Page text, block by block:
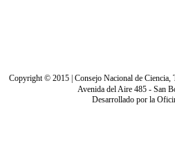
2015 | Consejo Nacional de Ciencia,
Avenida del Aire 485 - San
Desarrollado por la